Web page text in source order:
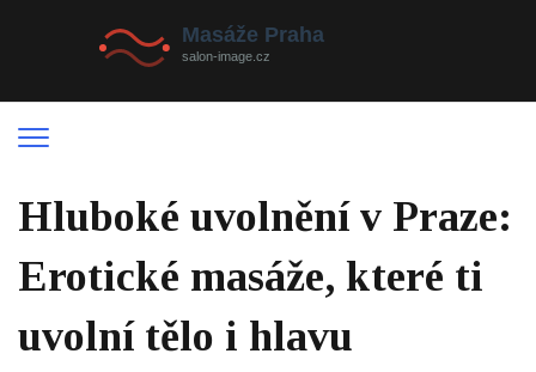
Hluboké uvolnění v Praze:
Erotické masáže, které ti
uvolní tělo i hlavu